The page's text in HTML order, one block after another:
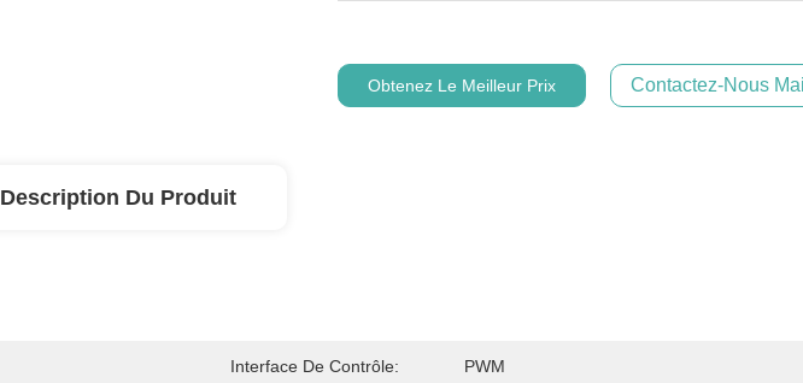
Obtenez Le Meilleur Prix Contactez-Nous
Description Du Produit
Interface De Contrôle: PWM